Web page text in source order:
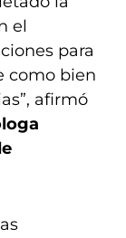
el
para
como bien
afirmó